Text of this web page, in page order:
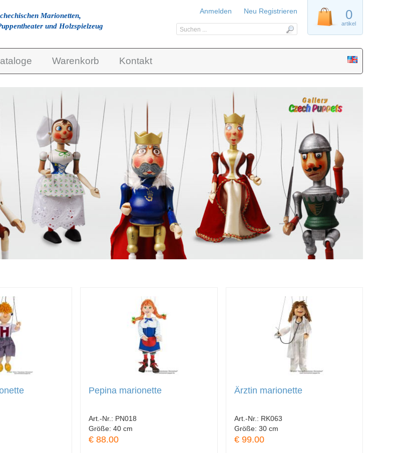
Warenkorb Kontakt
Pepina marionette
Art.-Nr.: PN018
Größe:40 cm
€ 88.00
Ärztin marionette
Art.-Nr.: RK063
Größe: 30 cm
€ 99.00
Marionetten,
und Holzspielzeug
0
artikel
Anmelden Neu Registrieren